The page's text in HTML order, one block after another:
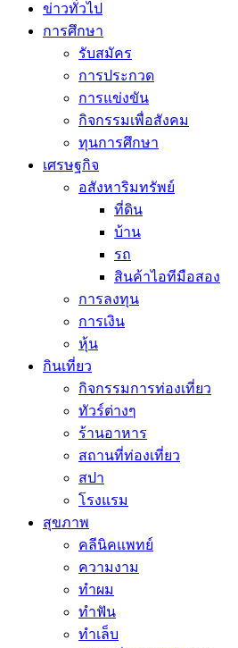
ข่าวทั่วไป
การศึกษา
รับสมัคร
การประกวด
การแข่งขัน
กิจกรรมเพื่อสังคม
ทุนการศึกษา
เศรษฐกิจ
อสังหาริมทรัพย์
ที่ดิน
บ้าน
รถ
สินค้าไอทีมือสอง
การลงทุน
การเงิน
หุ้น
กินเที่ยว
กิจกรรมการท่องเที่ยว
ทัวร์ต่างๆ
ร้านอาหาร
สถานที่ท่องเที่ยว
สปา
โรงแรม
สุขภาพ
คลีนิคแพทย์
ความงาม
ทำผม
ทำฟัน
ทำเล็บ